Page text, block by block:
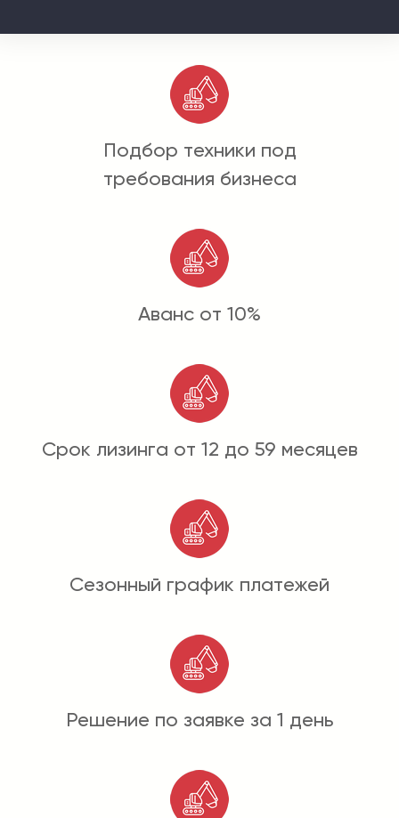
Подбор техники под
требования бизнеса
Аванс от 10%
Срок лизинга от 12 до 59 месяцев
Сезонный график платежей
Решение по заявке за 1 день